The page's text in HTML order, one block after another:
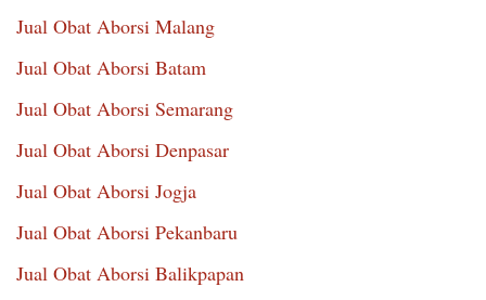
Jual Obat Aborsi Malang
Jual Obat Aborsi Batam
Jual Obat Aborsi Semarang
Jual Obat Aborsi Denpasar
Jual Obat Aborsi Jogja
Jual Obat Aborsi Pekanbaru
Jual Obat Aborsi Balikpapan